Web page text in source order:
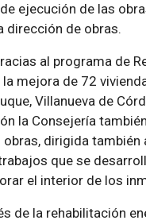
ejecución de las
dirección de obras.
al programa de
mejora de 72
Villanueva de
la Consejería
dirigida
que se
el interior de los
de la rehabilitación